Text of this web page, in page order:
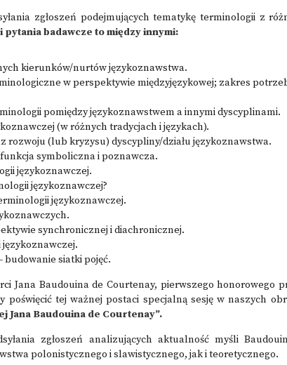
zgłoszeń podejmujących tematykę terminologii z
badawcze to między innymi:
kierunków/nurtów językoznawstwa.
w perspektywie międzyjęzykowej; zakres
pomiędzy językoznawstwem a innymi dyscyplinami.
(w różnych tradycjach i językach).
rozwoju (lub kryzysu) dyscypliny/działu językoznawstwa.
symboliczna i poznawcza.
językoznawczej.
językoznawczej?
językoznawczej.
synchronicznej i diachronicznej.
siatki pojęć.
Jana Baudouina de Courtenay, pierwszego honorowego
poświęcić tej ważnej postaci specjalną sesję w naszych
Jana Baudouina de Courtenay”.
zgłoszeń analizujących aktualność myśli
polonistycznego i slawistycznego, jak i teoretycznego.